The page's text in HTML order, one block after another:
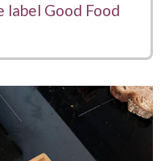
label Good Food
nouvelle fenêtre